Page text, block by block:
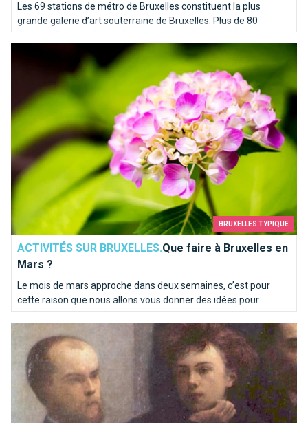
Les 69 stations de métro de Bruxelles constituent la plus
grande galerie d’art souterraine de Bruxelles. Plus de 80
œuvres d’art garnissent les stations, quais et couloirs.
BRUXELLES TYPIQUE
ACTIVITÉS SUR BRUXELLES.Que faire à Bruxelles en
Mars ?
Le mois de mars approche dans deux semaines, c’est pour
cette raison que nous allons vous donner des idées pour
profiter du votre mois de mars au maximum.
Que faire à Bruxelles en Mars ?
Rimbaud et Verlaine, le drame de Bruxelles